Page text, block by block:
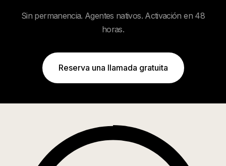
Sin permanencia. Agentes nativos. Activación en 48
horas.
Reserva una llamada gratuita